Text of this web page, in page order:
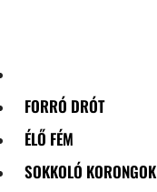
FORRÓ DRÓT
ÉLŐ FÉM
SOKKOLÓ KORONGOK